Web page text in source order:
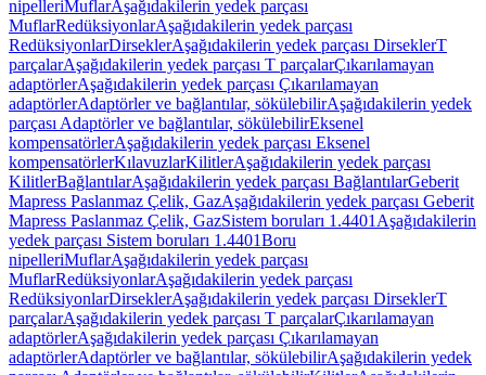
nipelleriMuflarAşağıdakilerin yedek parçası
MuflarRedüksiyonlarAşağıdakilerin yedek parçası
RedüksiyonlarDirseklerAşağıdakilerin yedek parçası DirseklerT
parçalarAşağıdakilerin yedek parçası T parçalarÇıkarılamayan
adaptörlerAşağıdakilerin yedek parçası Çıkarılamayan
adaptörlerAdaptörler ve bağlantılar, sökülebilirAşağıdakilerin yedek
parçası Adaptörler ve bağlantılar, sökülebilirEksenel
kompensatörlerAşağıdakilerin yedek parçası Eksenel
kompensatörlerKılavuzlarKilitlerAşağıdakilerin yedek parçası
KilitlerBağlantılarAşağıdakilerin yedek parçası BağlantılarGeberit
Mapress Paslanmaz Çelik, GazAşağıdakilerin yedek parçası Geberit
Mapress Paslanmaz Çelik, GazSistem boruları 1.4401 Aşağıdakilerin
yedek parçası Sistem boruları 1.4401Boru
nipelleriMuflarAşağıdakilerin yedek parçası
MuflarRedüksiyonlarAşağıdakilerin yedek parçası
RedüksiyonlarDirseklerAşağıdakilerin yedek parçası DirseklerT
parçalarAşağıdakilerin yedek parçası T parçalarÇıkarılamayan
adaptörlerAşağıdakilerin yedek parçası Çıkarılamayan
adaptörlerAdaptörler ve bağlantılar, sökülebilirAşağıdakilerin yedek